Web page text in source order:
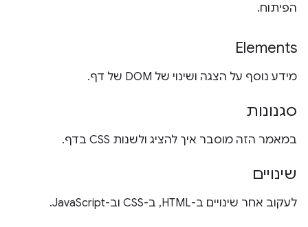
הפיתוח.
Elements
מידע נוסף על הצגה ושינוי של DOM של דף.
סגנונות
במאמר הזה מוסבר איך להציג ולשנות CSS בדף.
שינויים
לעקוב אחר שינויים ב-HTML, ב-CSS וב-JavaScript.